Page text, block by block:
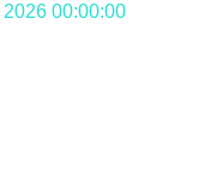
2026 00:00:00